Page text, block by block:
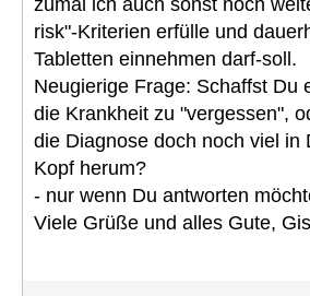
zumal ich auch sonst noch
risk"-Kriterien erfülle und
Tabletten einnehmen darf-soll.
Neugierige Frage: Schaffst Du
die Krankheit zu "vergessen",
die Diagnose doch noch viel in
Kopf herum?
- nur wenn Du antworten
Viele Grüße und alles Gute,